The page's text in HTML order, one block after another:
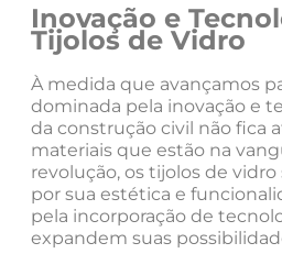
Inovação e
Tijolos de Vidro
À medida que avançamos
dominada pela inovação e
da construção civil não fica
materiais que estão na
revolução, os tijolos de
por sua estética e
pela incorporação de
expandem suas